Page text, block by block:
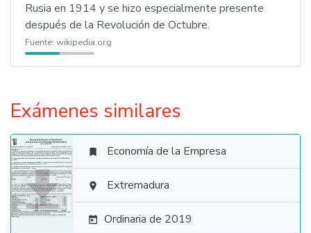
Rusia en 1914 y se hizo especialmente presente
después de la Revolución de Octubre.
Fuente: wikipedia.org
Exámenes similares

 Economía de la Empresa
 Extremadura
 Ordinaria de 2019